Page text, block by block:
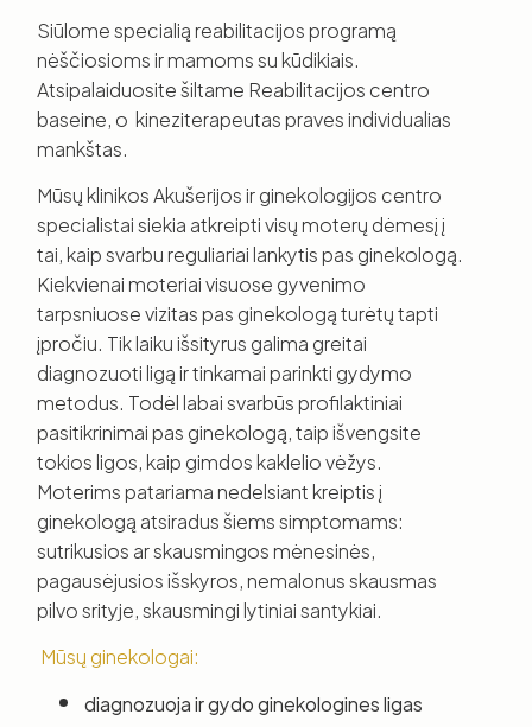
Siūlome specialią reabilitacijos programą
nėščiosioms ir mamoms su kūdikiais.
Atsipalaiduosite šiltame Reabilitacijos centro
baseine, o kineziterapeutas praves individualias
mankštas.
Mūsų klinikos Akušerijos ir ginekologijos centro
specialistai siekia atkreipti visų moterų dėmesį į
tai, kaip svarbu reguliariai lankytis pas ginekologą.
Kiekvienai moteriai visuose gyvenimo
tarpsniuose vizitas pas ginekologą turėtų tapti
įpročiu. Tik laiku išsityrus galima greitai
diagnozuoti ligą ir tinkamai parinkti gydymo
metodus. Todėl labai svarbūs profilaktiniai
pasitikrinimai pas ginekologą, taip išvengsite
tokios ligos, kaip gimdos kaklelio vėžys.
Moterims patariama nedelsiant kreiptis į
ginekologą atsiradus šiems simptomams:
sutrikusios ar skausmingos mėnesinės,
pagausėjusios išskyros, nemalonus skausmas
pilvo srityje, skausmingi lytiniai santykiai.
Mūsų ginekologai:
diagnozuoja ir gydo ginekologines ligas